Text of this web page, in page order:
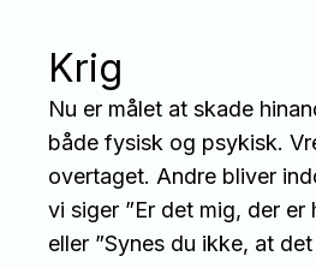
Krig
Nu er målet at skade
både fysisk og psykisk.
overtaget. Andre bliver
vi siger ”Er det mig, der er
eller ”Synes du ikke, at det